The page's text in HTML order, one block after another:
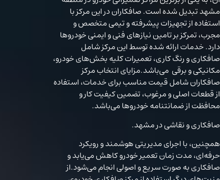
مشهد تبدیل شده است. صافکاران در این مرکز با
استفاده از تجهیزات پیشرفته و تیمی متخصص و
مجرب، تمرکز بر تامین نیازهای فنی و ایمنی خودروها
دارد. خدمات ارائه شده توسط این مرکز شامل
صافکاری و رنگ کاری، تعمیرات کلیه بخش‌های خودرو،
مکانیکی و برقی می‌باشد.مزایای انتخاب مرکز
صافکاران شامل قیمت مناسب برای خدمات، استفاده
از قطعات اصلی و مرغوب، تضمین کیفیت کار و
محافظت از ضمانتنامه خودروها می‌باشد.
صافکاری و نقاشی در مشهد.
همچنین، با اجرای مدیریتی هوشمند و رویکرد
حرفه‌ای، مدت زمان تعمیر خودرو کاهش می‌یابد و
صافکاری به صورت سریع و اصولی انجام می‌شود.از